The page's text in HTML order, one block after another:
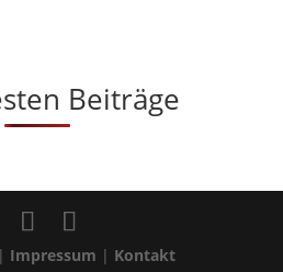
Beiträge
| Impressum | Kontakt